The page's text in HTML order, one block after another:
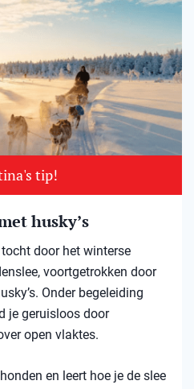
tip!
husky’s
door het winterse
voortgetrokken door
Onder begeleiding
je geruisloos door
open vlaktes.
en leert hoe je de slee